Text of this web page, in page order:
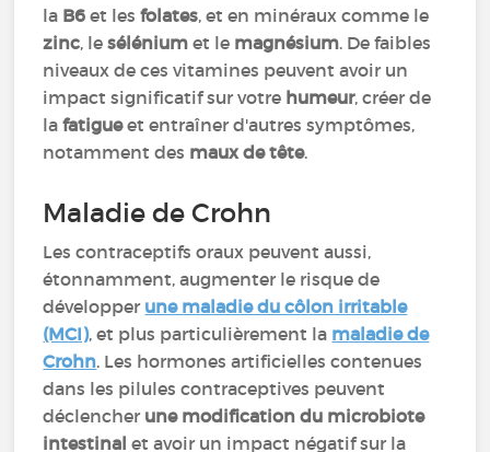
la B6 et lesfolates, et en minéraux comme le
zinc, leséléniumet le magnésium. De faibles
niveaux de ces vitamines peuvent avoir un
impact significatif sur votre humeur, créer de
lafatigueet entraîner d'autres symptômes,
notamment des maux de tête.
Maladie de Crohn
Les contraceptifs oraux peuvent aussi,
étonnamment, augmenter le risque de
développer une maladie du côlon irritable
(MCI), et plus particulièrement la maladie de
Crohn. Les hormones artificielles contenues
dans les pilules contraceptives peuvent
déclencher une modification du microbiote
intestinal et avoir un impact négatif sur la